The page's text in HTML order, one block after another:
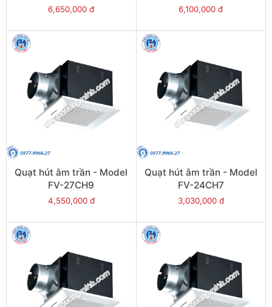
6,650,000 đ 6,100,000 đ
Quạt hút âm trần - Model
FV-27CH9
4,550,000 đ
Quạt hút âm trần - Model
FV-24CH7
3,030,000 đ